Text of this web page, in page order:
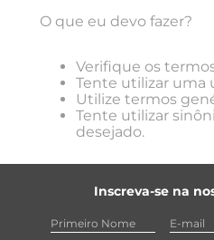
O que eu devo fazer?
Verifique os
Tente utilizar uma
Utilize termos
Tente utilizar
desejado.
Inscreva-se na